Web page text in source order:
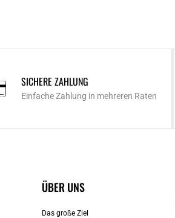
SICHERE ZAHLUNG
Einfache Zahlung in mehreren Raten
ÜBER UNS
Das große Ziel